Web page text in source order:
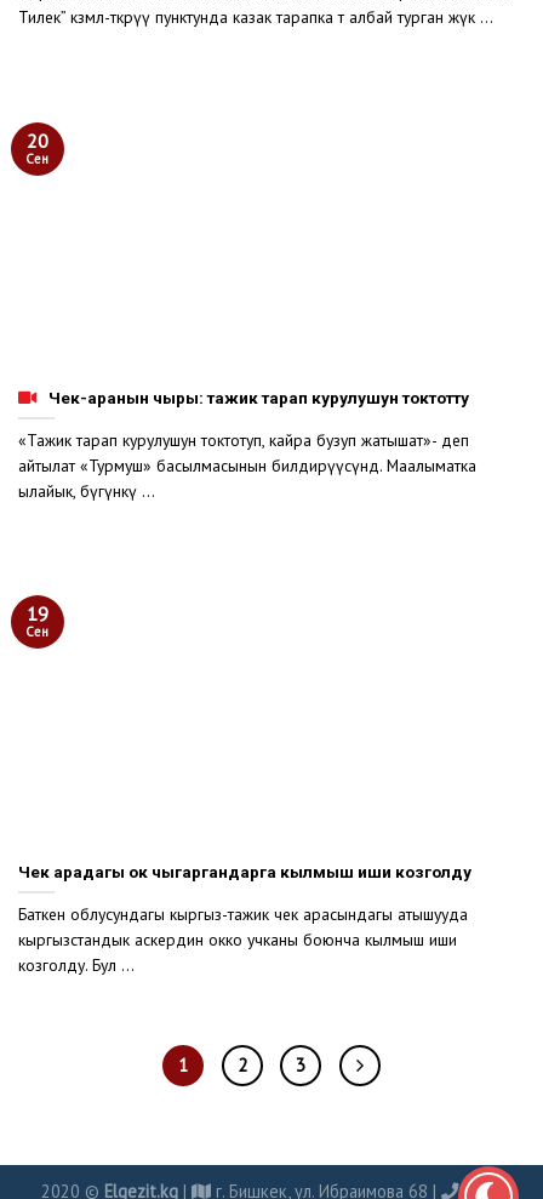
Тилек” көзөмөл-өткөрүү пунктунда казак тарапка өтө албай турган жүк ...
Чек-аранын чыры: тажик тарап курулушун токтотту
«Тажик тарап курулушун токтотуп, кайра бузуп жатышат»- деп
айтылат «Турмуш» басылмасынын билдирүүсүндө. Маалыматка
ылайык, бүгүнкү ...
20
Сен
Чек арадагы ок чыгаргандарга кылмыш иши козголду
Баткен облусундагы кыргыз-тажик чек арасындагы атышууда
кыргызстандык аскердин окко учканы боюнча кылмыш иши
козголду. Бул ...
19
Сен
1 2 3
2020 © Elgezit.kg | г. Бишкек, ул. Ибраимова 68 | 0702